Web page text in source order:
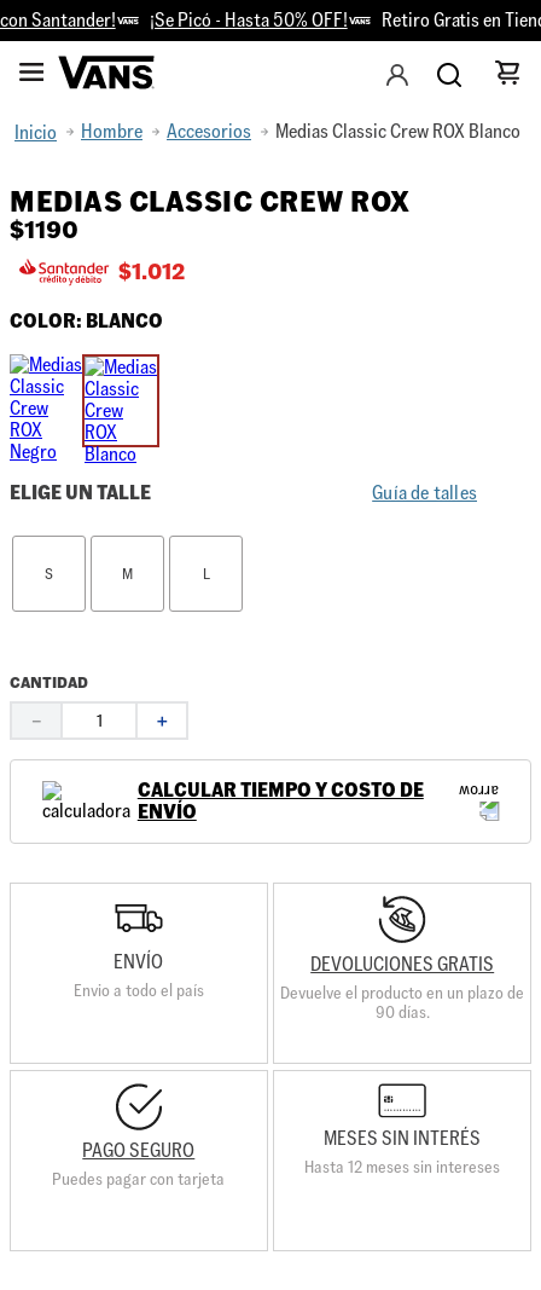
Santander! ¡Se Picó - Hasta 50% OFF! Retiro Gratis en
Hombre Accesorios Medias Classic Crew ROX Blanco
MEDIAS CLASSIC CREW ROX
$1190
$1.012
COLOR: BLANCO
ELIGE UN TALLE Guía de talles
L
M
S
CANTIDAD
＋
－
CALCULAR TIEMPO Y COSTO DE
ENVÍO
ENVÍO
Envio a todo el país
DEVOLUCIONES GRATIS
Devuelve el producto en un plazo de
90 días.
PAGO SEGURO
Puedes pagar con tarjeta
MESES SIN INTERÉS
Hasta 12 meses sin intereses